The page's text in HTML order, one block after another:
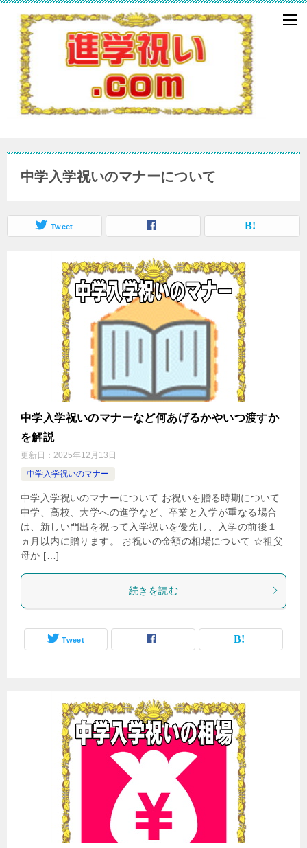
中学入学祝いのマナーについて
Tweet
中学入学祝いのマナーなど何あげるかやいつ渡すか
を解説
更新日： 2025年12月13日
中学入学祝いのマナー
中学入学祝いのマナーについて お祝いを贈る時期について
中学、高校、大学への進学など、卒業と入学が重なる場合
は、新しい門出を祝って入学祝いを優先し、入学の前後１
ヵ月以内に贈ります。 お祝いの金額の相場について ☆祖父
母か […]
続きを読む
Tweet